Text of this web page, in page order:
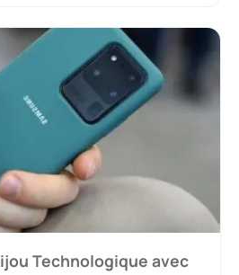
Technologique avec